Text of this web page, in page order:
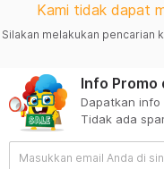
Kami tidak dapat
Silakan melakukan pencarian
Info Promo
Dapatkan info
Tidak ada